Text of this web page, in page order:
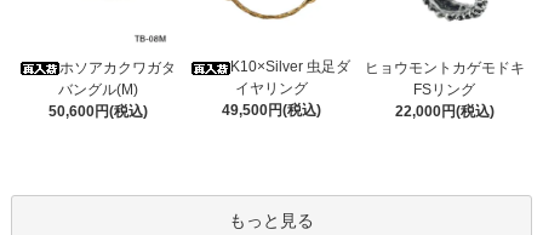
ホソアカクワガタ
バングル(M)
50,600円(税込)
K10×Silver 虫足ダ
イヤリング
49,500円(税込)
ヒョウモントカゲモドキ
FSリング
22,000円(税込)
もっと見る